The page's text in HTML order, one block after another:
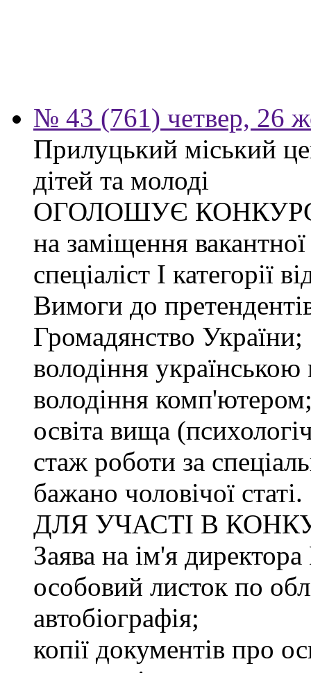
№ 43 (761) четвер, 26
Прилуцький міський
дітей та молоді
ОГОЛОШУЄ
на заміщення
спеціаліст І категорії
Вимоги до
Громадянство України;
володіння
володіння
освіта вища
стаж роботи за
бажано чоловічої статі.
ДЛЯ УЧАСТІ В
Заява на ім'я
особовий листок по
автобіографія;
копії документів про